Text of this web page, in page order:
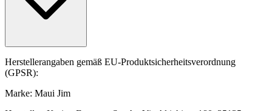
Herstellerangaben gemäß EU-Produktsicherheitsverordnung
(GPSR):
Marke: Maui Jim